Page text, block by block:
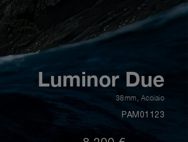
Luminor Due
38mm Acciaio
PAM01123